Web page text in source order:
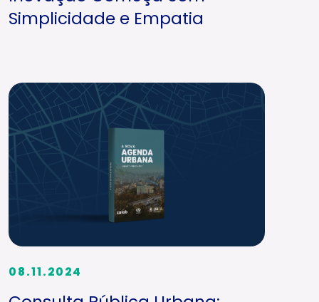
Simplicidade e Empatia
08.11.2024